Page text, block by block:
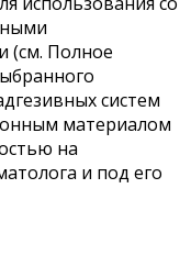
(см. Полное
систем
материалом
на
и под его